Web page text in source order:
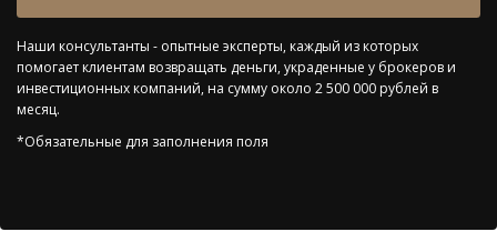
Наши консультанты - опытные эксперты, каждый из которых
помогает клиентам возвращать деньги, украденные у брокеров и
инвестиционных компаний, на сумму около 2 500 000 рублей в
месяц.
*Обязательные для заполнения поля